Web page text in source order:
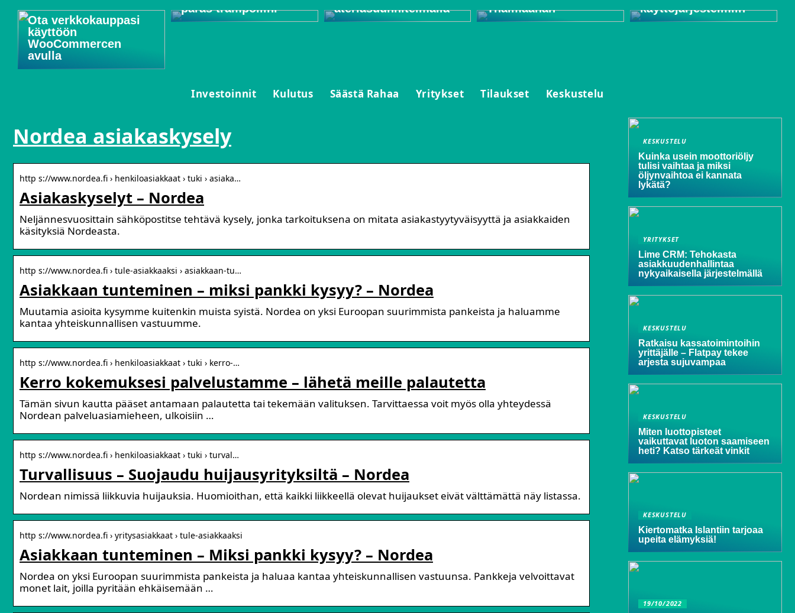
Ota verkkokauppasi
käyttöön
WooCommercen
avulla
paras trampoliini
ateriasuunnitelmalla
Thaimaahan
käyttöjärjestelmiin
Investoinnit Kulutus Säästä Rahaa Yritykset Tilaukset Keskustelu
Nordea asiakaskysely
http s://www.nordea.fi › henkiloasiakkaat › tuki › asiaka…
Asiakaskyselyt – Nordea
Neljännesvuosittain sähköpostitse tehtävä kysely, jonka tarkoituksena on mitata asiakastyytyväisyyttä ja asiakkaiden
käsityksiä Nordeasta.
http s://www.nordea.fi › tule-asiakkaaksi › asiakkaan-tu…
Asiakkaan tunteminen – miksi pankki kysyy? – Nordea
Muutamia asioita kysymme kuitenkin muista syistä. Nordea on yksi Euroopan suurimmista pankeista ja haluamme
kantaa yhteiskunnallisen vastuumme.
http s://www.nordea.fi › henkiloasiakkaat › tuki › kerro-…
Kerro kokemuksesi palvelustamme – lähetä meille palautetta
Tämän sivun kautta pääset antamaan palautetta tai tekemään valituksen. Tarvittaessa voit myös olla yhteydessä
Nordean palveluasiamieheen, ulkoisiin …
http s://www.nordea.fi › henkiloasiakkaat › tuki › turval…
Turvallisuus – Suojaudu huijausyrityksiltä – Nordea
Nordean nimissä liikkuvia huijauksia. Huomioithan, että kaikki liikkeellä olevat huijaukset eivät välttämättä näy listassa.
http s://www.nordea.fi › yritysasiakkaat › tule-asiakkaaksi
Asiakkaan tunteminen – Miksi pankki kysyy? – Nordea
Nordea on yksi Euroopan suurimmista pankeista ja haluaa kantaa yhteiskunnallisen vastuunsa. Pankkeja velvoittavat
monet lait, joilla pyritään ehkäisemään …
KESKUSTELU
Kuinka usein moottoriöljy
tulisi vaihtaa ja miksi
öljynvaihtoa ei kannata
lykätä?
YRITYKSET
Lime CRM: Tehokasta
asiakkuudenhallintaa
nykyaikaisella järjestelmällä
KESKUSTELU
Ratkaisu kassatoimintoihin
yrittäjälle – Flatpay tekee
arjesta sujuvampaa
KESKUSTELU
Miten luottopisteet
vaikuttavat luoton saamiseen
heti? Katso tärkeät vinkit
KESKUSTELU
Kiertomatka Islantiin tarjoaa
upeita elämyksiä!
19/10/2022